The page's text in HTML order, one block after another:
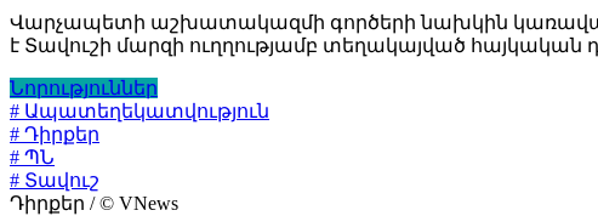
Վարչապետի աշխատակազմի գործերի նախկին
է Տավուշի մարզի ուղղությամբ տեղակայված հայկական
Նորություններ
# Ապատեղեկատվություն
# Դիրքեր
# ՊՆ
# Տավուշ
Դիրքեր / © VNews